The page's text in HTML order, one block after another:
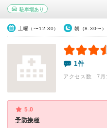
駐車場あり
土曜（〜12:30） 朝（8:30〜）
1件
アクセス数 7月:
5.0
予防接種